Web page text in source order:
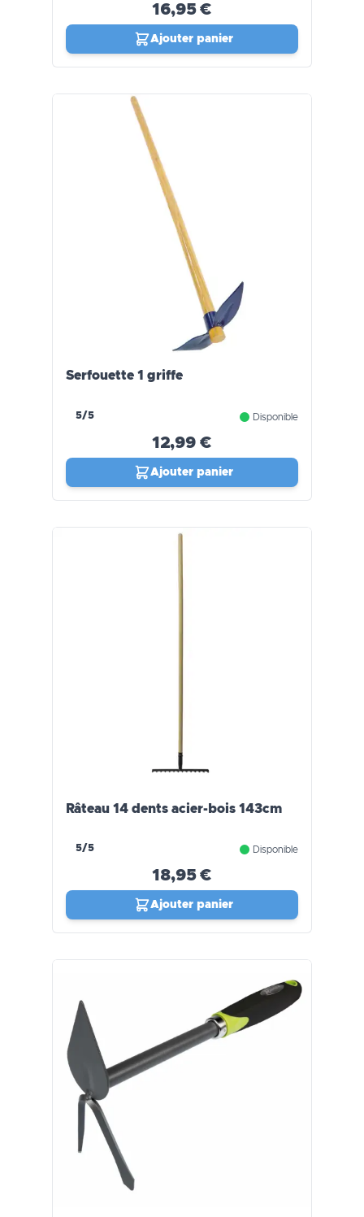
16,95 €
Ajouter panier
Serfouette 1 griffe
5/5 Disponible
12,99 €
Ajouter panier
Râteau 14 dents acier-bois 143cm
5/5 Disponible
18,95 €
Ajouter panier